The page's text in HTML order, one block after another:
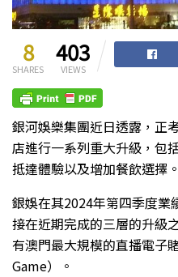
8
SHARES
403
VIEWS
銀河娛樂集團近日透露，正
店進行一系列重大升級，包
抵達體驗以及增加餐飲選擇。
銀娛在其2024年第四季度業
接在近期完成的三層的升級
有澳門最大規模的直播電子
Game）。